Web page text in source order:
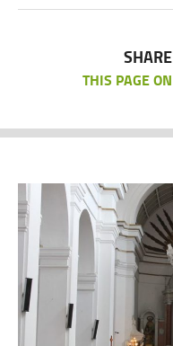
SHARE
THIS PAGE ON